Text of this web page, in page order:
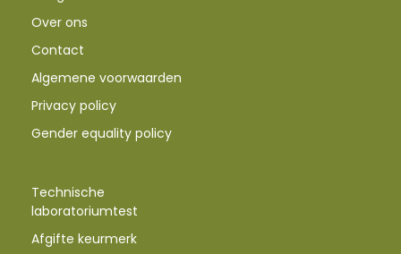
Over ons
Contact
Algemene voorwaarden
Privacy policy
Gender equality policy
Technische
laboratoriumtest
Afgifte keurmerk